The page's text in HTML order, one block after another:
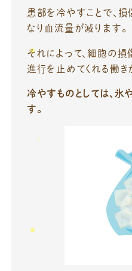
患部を冷やすことで、
なり血流量が減ります。
それによって、細胞の損
進行を止めてくれる働き
冷やすものとしては、氷
す。